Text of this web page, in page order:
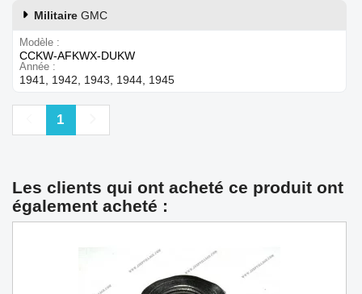
Militaire GMC
Modèle
CCKW-AFKWX-DUKW
Année
1941, 1942, 1943, 1944, 1945
Précédent
1
Les clients qui ont acheté ce produit ont
également acheté :